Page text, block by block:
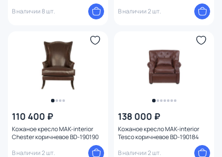
В наличии 8 шт.
В наличии 2 шт.
110 400 ₽
Кожаное кресло MAK-interior
Chester коричневое BD-190190
В наличии 2 шт.
138 000 ₽
Кожаное кресло MAK-interior
Tesco коричневое BD-190184
В наличии 2 шт.